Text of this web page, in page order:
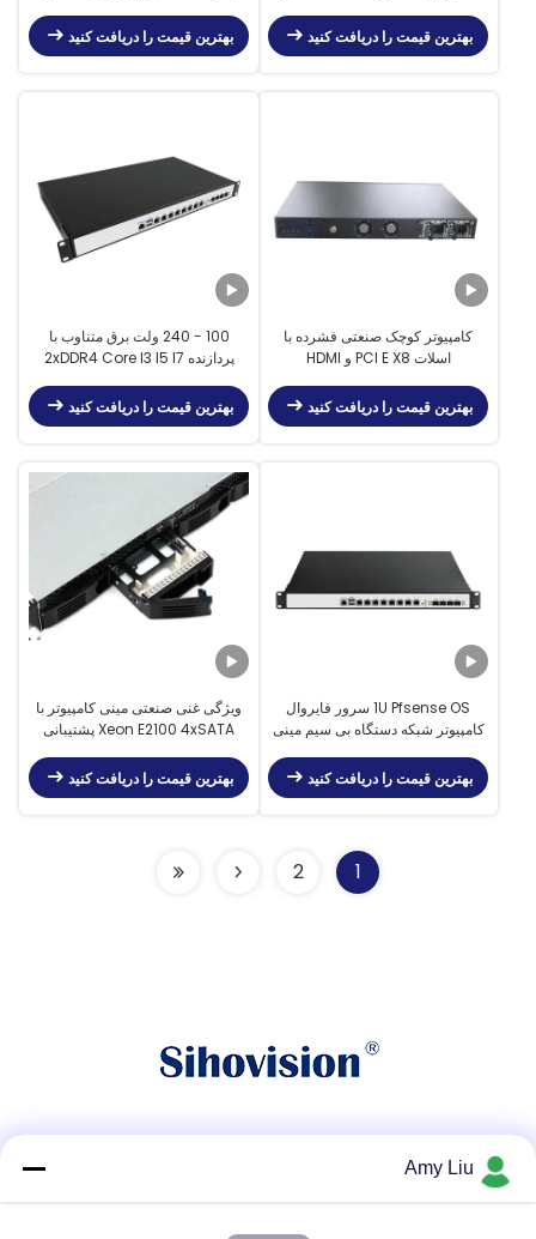
بهترین قیمت را دریافت کنید
بهترین قیمت را دریافت کنید
کامپیوتر کوچک صنعتی فشرده با
اسلات PCI E X8 و HDMI
بهترین قیمت را دریافت کنید
100 - 240 ولت برق متناوب با
پردازنده 2xDDR4 Core I3 I5 I7
بهترین قیمت را دریافت کنید
1U Pfsense OS سرور فایروال
کامپیوتر شبکه دستگاه بی سیم مینی
بهترین قیمت را دریافت کنید
ویژگی غنی صنعتی مینی کامپیوتر با
Xeon E2100 4xSATA پشتیبانی
بهترین قیمت را دریافت کنید
1
2
Amy Liu